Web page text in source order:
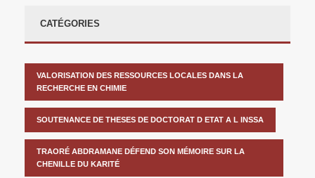
CATÉGORIES
VALORISATION DES RESSOURCES LOCALES DANS LA
RECHERCHE EN CHIMIE
SOUTENANCE DE THESES DE DOCTORAT D ETAT A L INSSA
TRAORÉ ABDRAMANE DÉFEND SON MÉMOIRE SUR LA
CHENILLE DU KARITÉ